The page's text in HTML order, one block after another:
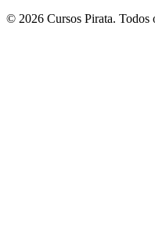
© 2026 Cursos Pirata. Todos